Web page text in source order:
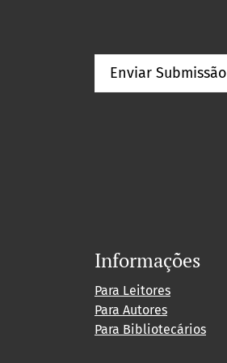
Enviar Submissão
Informações
Para Leitores
Para Autores
Para Bibliotecários